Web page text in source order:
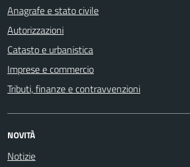
Anagrafe e stato civile
Autorizzazioni
Catasto e urbanistica
Imprese e commercio
Tributi, finanze e contravvenzioni
NOVITÀ
Notizie